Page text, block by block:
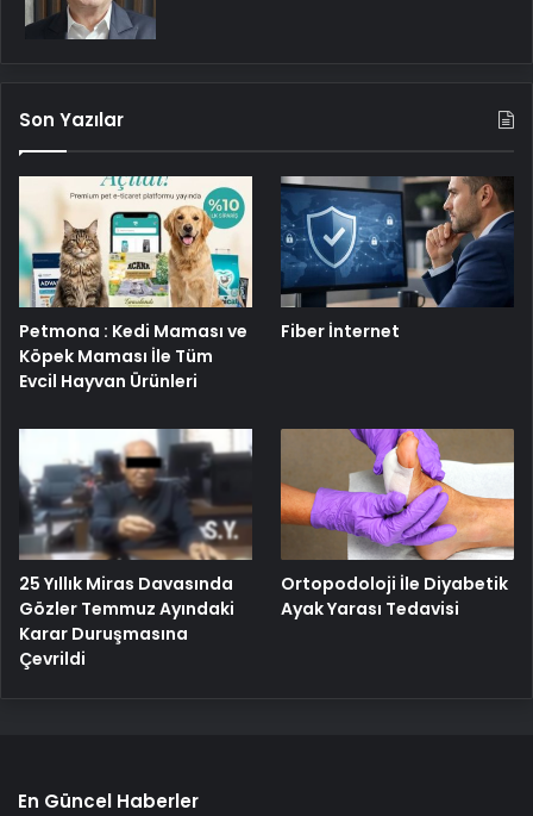
Son Yazılar
Petmona : Kedi Maması ve
Köpek Maması İle Tüm
Evcil Hayvan Ürünleri
Fiber İnternet
25 Yıllık Miras Davasında
Gözler Temmuz Ayındaki
Karar Duruşmasına
Çevrildi
Ortopodoloji İle Diyabetik
Ayak Yarası Tedavisi
En Güncel Haberler